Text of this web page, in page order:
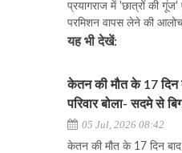
प्रयागराज में 'छात्रों की
परमिशन वापस लेने की
यह भी देखें:
केतन की मौत के 17 दिन
परिवार बोला- सदमे से
05 Jul, 2026 08:42
केतन की मौत के 17 दिन बाद